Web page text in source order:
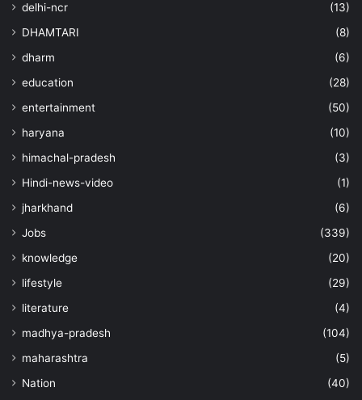
delhi-ncr
(13)
DHAMTARI
(8)
dharm
(6)
education
(28)
entertainment
(50)
haryana
(10)
himachal-pradesh
(3)
Hindi-news-video
(1)
jharkhand
(6)
Jobs
(339)
knowledge
(20)
lifestyle
(29)
literature
(4)
madhya-pradesh
(104)
maharashtra
(5)
Nation
(40)